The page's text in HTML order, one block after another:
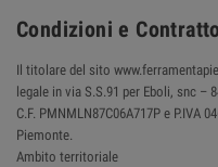
Condizioni e
Il titolare del sito
legale in via S.S.91 per Eboli, snc –
C.F. PMNMLN87C06A717P e P.IVA
Piemonte.
Ambito territoriale